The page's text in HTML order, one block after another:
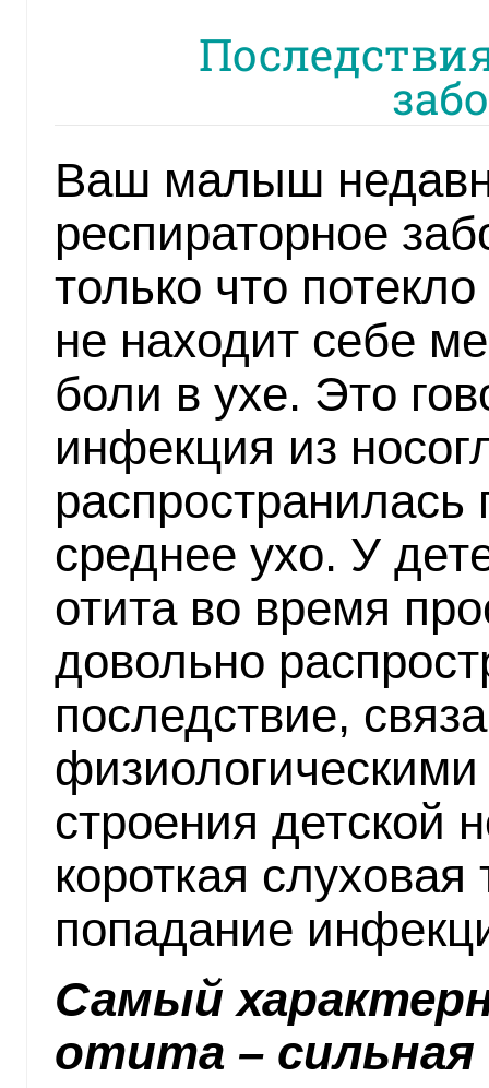
Ваш малыш
респираторное
только что
не находит себе
боли в ухе. Это
инфекция из
распространилась
среднее ухо. У
отита во время
довольно
последствие,
строения детской
короткая слуховая
попадание
Самый
отита – сильная